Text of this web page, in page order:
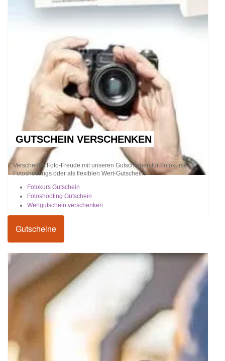
GUTSCHEIN VERSCHENKEN
Verschenke Foto-Freude mit unseren Gutscheinen für Fotokurse,
Fotoshootings oder als flexiblen Wert-Gutschein!
Fotokurs Gutschein
Fotoshooting Gutschein
Wertgutschein verschenken
Gutscheine